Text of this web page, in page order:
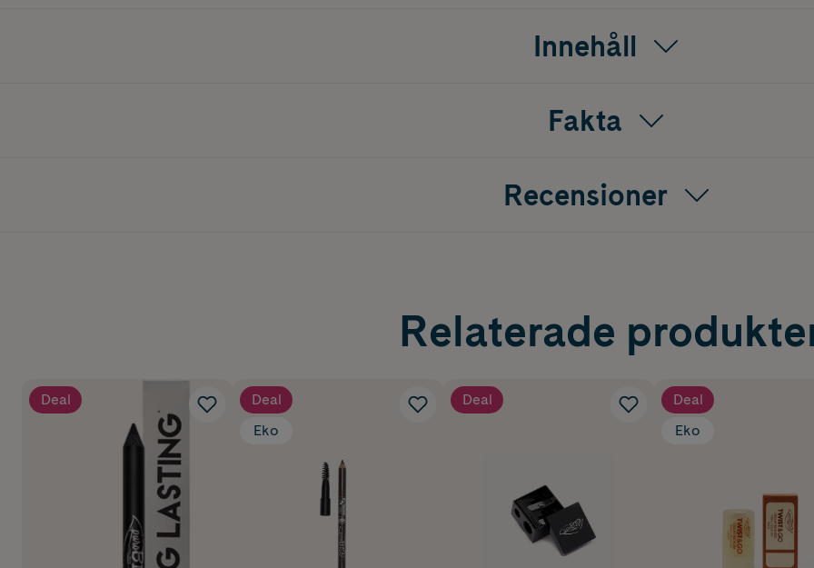
Innehåll
Fakta
Recensioner
Relaterade
Deal
Deal
Eko
Deal
Deal
Eko